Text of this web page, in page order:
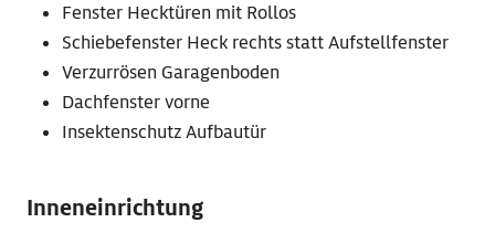
Fenster Hecktüren mit Rollos
Schiebefenster Heck rechts statt Aufstellfenster
Verzurrösen Garagenboden
Dachfenster vorne
Insektenschutz Aufbautür
Inneneinrichtung